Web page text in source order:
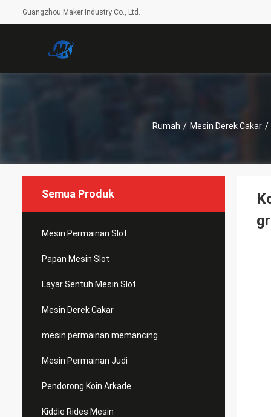
Guangzhou Maker Industry Co., Ltd.
Rumah / Mesin Derek Cakar /
Semua Produk
Mesin Permainan Slot
Papan Mesin Slot
Layar Sentuh Mesin Slot
Mesin Derek Cakar
mesin permainan memancing
Mesin Permainan Judi
Pendorong Koin Arkade
Kiddie Rides Mesin